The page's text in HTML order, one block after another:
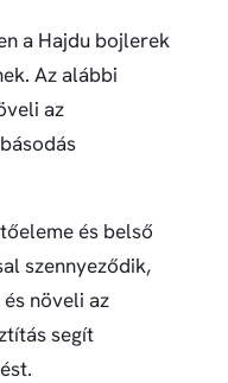
a Hajdu bojlerek
Az alábbi
az
és belső
szennyeződik,
növeli az
segít